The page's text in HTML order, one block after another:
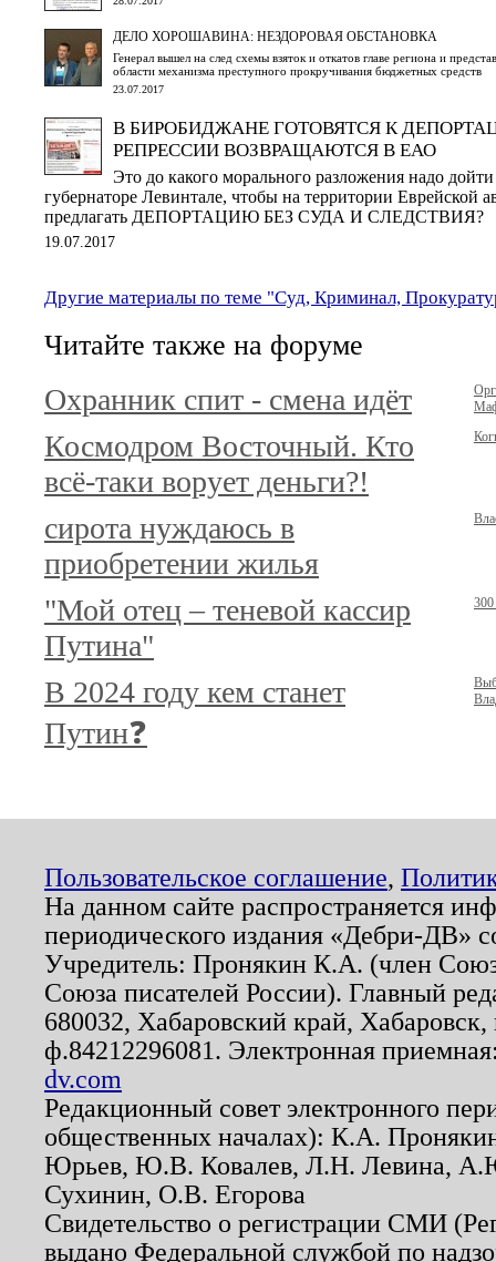
ДЕЛО ХОРОШАВИНА: НЕЗДОРОВАЯ ОБСТАНОВКА
Генерал вышел на след схемы взяток и откатов главе региона и
области механизма преступного прокручивания бюджетных средств
23.07.2017
В БИРОБИДЖАНЕ ГОТОВЯТСЯ К
РЕПРЕССИИ ВОЗВРАЩАЮТСЯ В ЕАО
Это до какого морального разложения надо
губернаторе Левинтале, чтобы на территории Еврейской
предлагать ДЕПОРТАЦИЮ БЕЗ СУДА И СЛЕДСТВИЯ?
19.07.2017
Другие материалы по теме "Суд, Криминал,
Читайте также на форуме
Охранник спит - смена идёт
Космодром Восточный. Кто
всё-таки ворует деньги?!
сирота нуждаюсь в
приобретении жилья
"Мой отец – теневой кассир
Путина"
300
В 2024 году кем станет
Путин❓
Пользовательское соглашение,
На данном сайте распространяется
периодического издания «Дебри-ДВ»
Учредитель: Пронякин К.А. (член
Союза писателей России). Главный
680032, Хабаровский край,
ф.84212296081. Электронная
dv.com
Редакционный совет электронного
общественных началах): К.А.
Юрьев, Ю.В. Ковалев, Л.Н. Левина,
Сухинин, О.В. Егорова
Свидетельство о регистрации СМИ
выдано Федеральной службой по